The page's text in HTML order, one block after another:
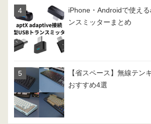
iPhone・Androidで使え
ンスミッターまとめ
【省スペース】無線テン
おすすめ4選